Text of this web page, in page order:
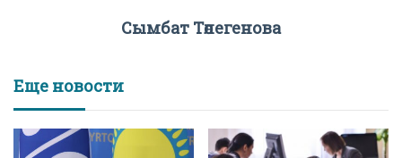
Сымбат Төлегенова
Еще новости